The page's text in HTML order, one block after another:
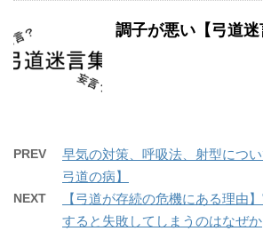
調子が悪い【弓道迷
PREV
早気の対策、呼吸法、射型につい
弓道の病】
NEXT
【弓道が存続の危機にある理由
すると失敗してしまうのはなぜか